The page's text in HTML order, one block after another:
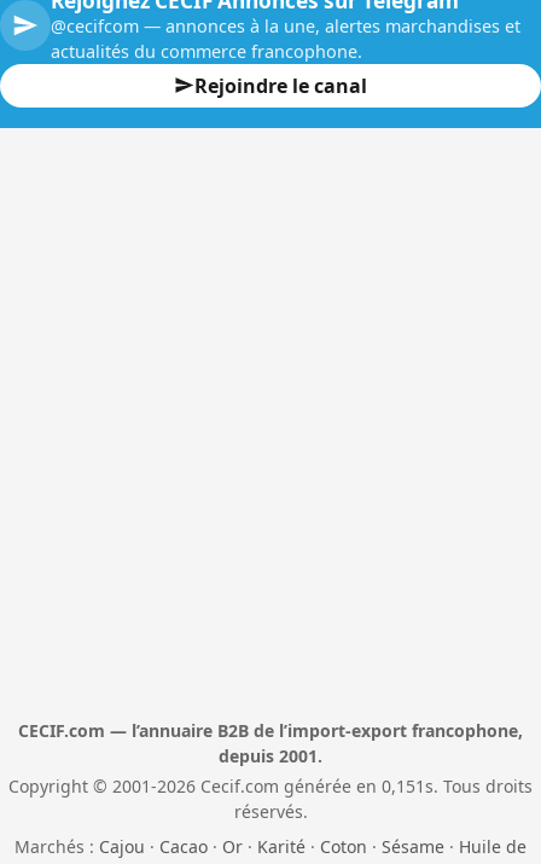
@cecifcom — annonces à la une, alertes marchandises et
actualités du commerce francophone.
Rejoindre le canal
CECIF.com — l’annuaire B2B de l’import-export francophone,
depuis 2001.
Copyright © 2001-2026 Cecif.com générée en 0,151s. Tous droits
réservés.
Marchés : Cajou · Cacao · Or · Karité · Coton · Sésame · Huile de